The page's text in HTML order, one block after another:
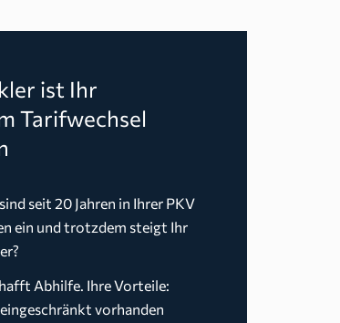
ist Ihr
Tarifwechsel
seit 20 Jahren in Ihrer PKV
ein und trotzdem steigt Ihr
Abhilfe. Ihre Vorteile:
vorhanden